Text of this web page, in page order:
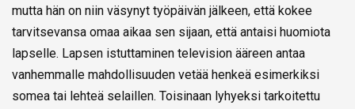
mutta hän on niin väsynyt työpäivän jälkeen, että kokee
tarvitsevansa omaa aikaa sen sijaan, että antaisi huomiota
lapselle. Lapsen istuttaminen television ääreen antaa
vanhemmalle mahdollisuuden vetää henkeä esimerkiksi
somea tai lehteä selaillen. Toisinaan lyhyeksi tarkoitettu